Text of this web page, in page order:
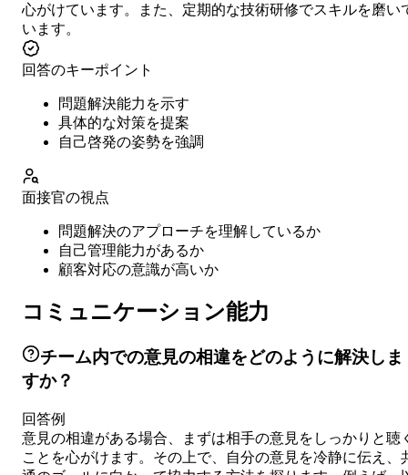
心がけています。また、定期的な技術研修でスキルを磨い
います。
回答のキーポイント
問題解決能力を示す
具体的な対策を提案
自己啓発の姿勢を強調
面接官の視点
問題解決のアプローチを理解しているか
自己管理能力があるか
顧客対応の意識が高いか
コミュニケーション能力
チーム内での意見の相違をどのように解決しま
すか？
回答例
意見の相違がある場合、まずは相手の意見をしっかりと聴
ことを心がけます。その上で、自分の意見を冷静に伝え、